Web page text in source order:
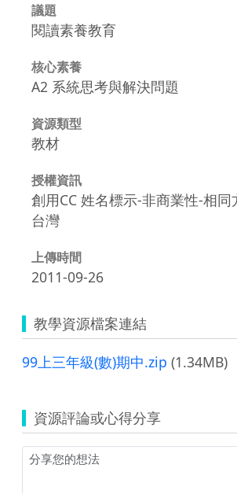
議題
閱讀素養教育
核心素養
A2 系統思考與解決問題
資源類型
教材
授權資訊
創用CC 姓名標示-非商業性-相
台灣
上傳時間
2011-09-26
教學資源檔案連結
99上三年級(數)期中.zip (1.34MB)
資源評論或心得分享